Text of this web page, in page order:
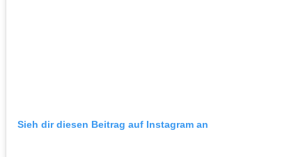
Sieh dir diesen Beitrag auf Instagram an